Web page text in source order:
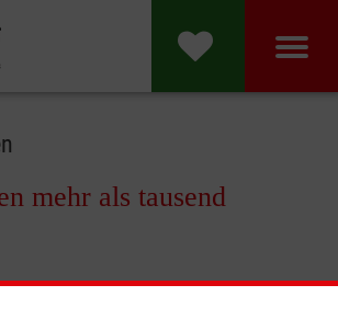
mehr als tausend